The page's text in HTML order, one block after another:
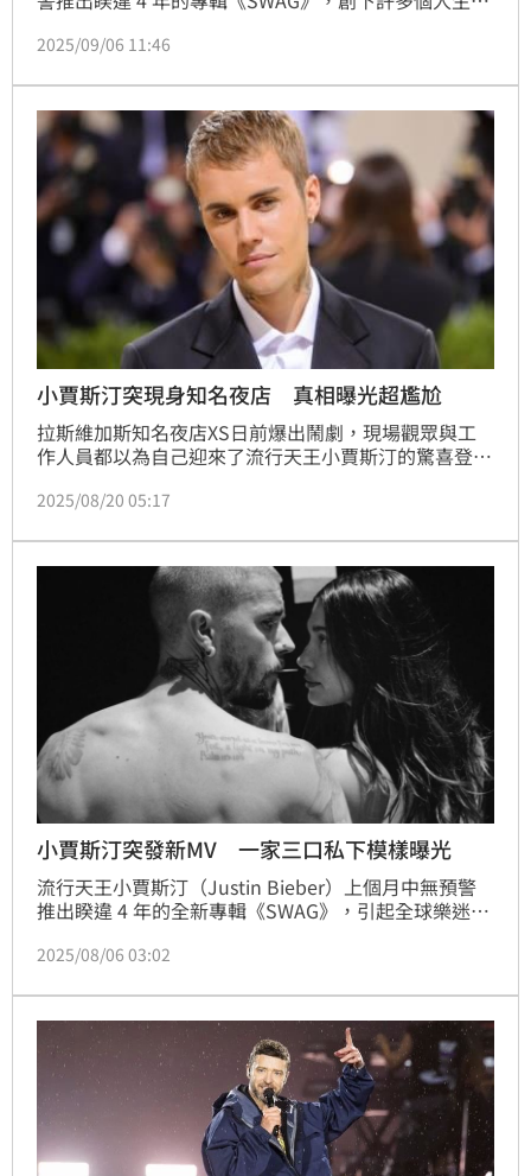
下午 3 點再推出一張全新完整專輯《SWAG II》，收錄
2025/09/06 11:46
小賈斯汀突現身知名夜店 真相曝光超尷尬
拉斯維加斯知名夜店XS日前爆出鬧劇，現場觀眾與工
作人員都以為自己迎來了流行天王小賈斯汀的驚喜登
永利度假村酒店內。林宜君
2025/08/20 05:17
小賈斯汀突發新MV 一家三口私下模樣曝光
流行天王小賈斯汀（Justin Bieber）上個月中無預警
推出睽違 4 年的全新專輯《SWAG》，引起全球樂迷熱
流紀錄，久未發片依舊人氣不減！今（6）日小賈再次
色調紀錄與老婆海莉（Hailey Bieber）和兒子傑克
（Jack Blues）溫馨的遊艇度假時光。
2025/08/06 03:02